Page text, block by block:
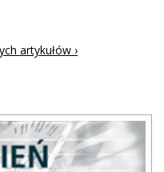
artykułów ›